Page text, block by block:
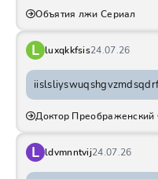
Объятия лжи Сериал
L luxqkkfsis24.07.26
Доктор Преображенский
L ldvmnntvij24.07.26